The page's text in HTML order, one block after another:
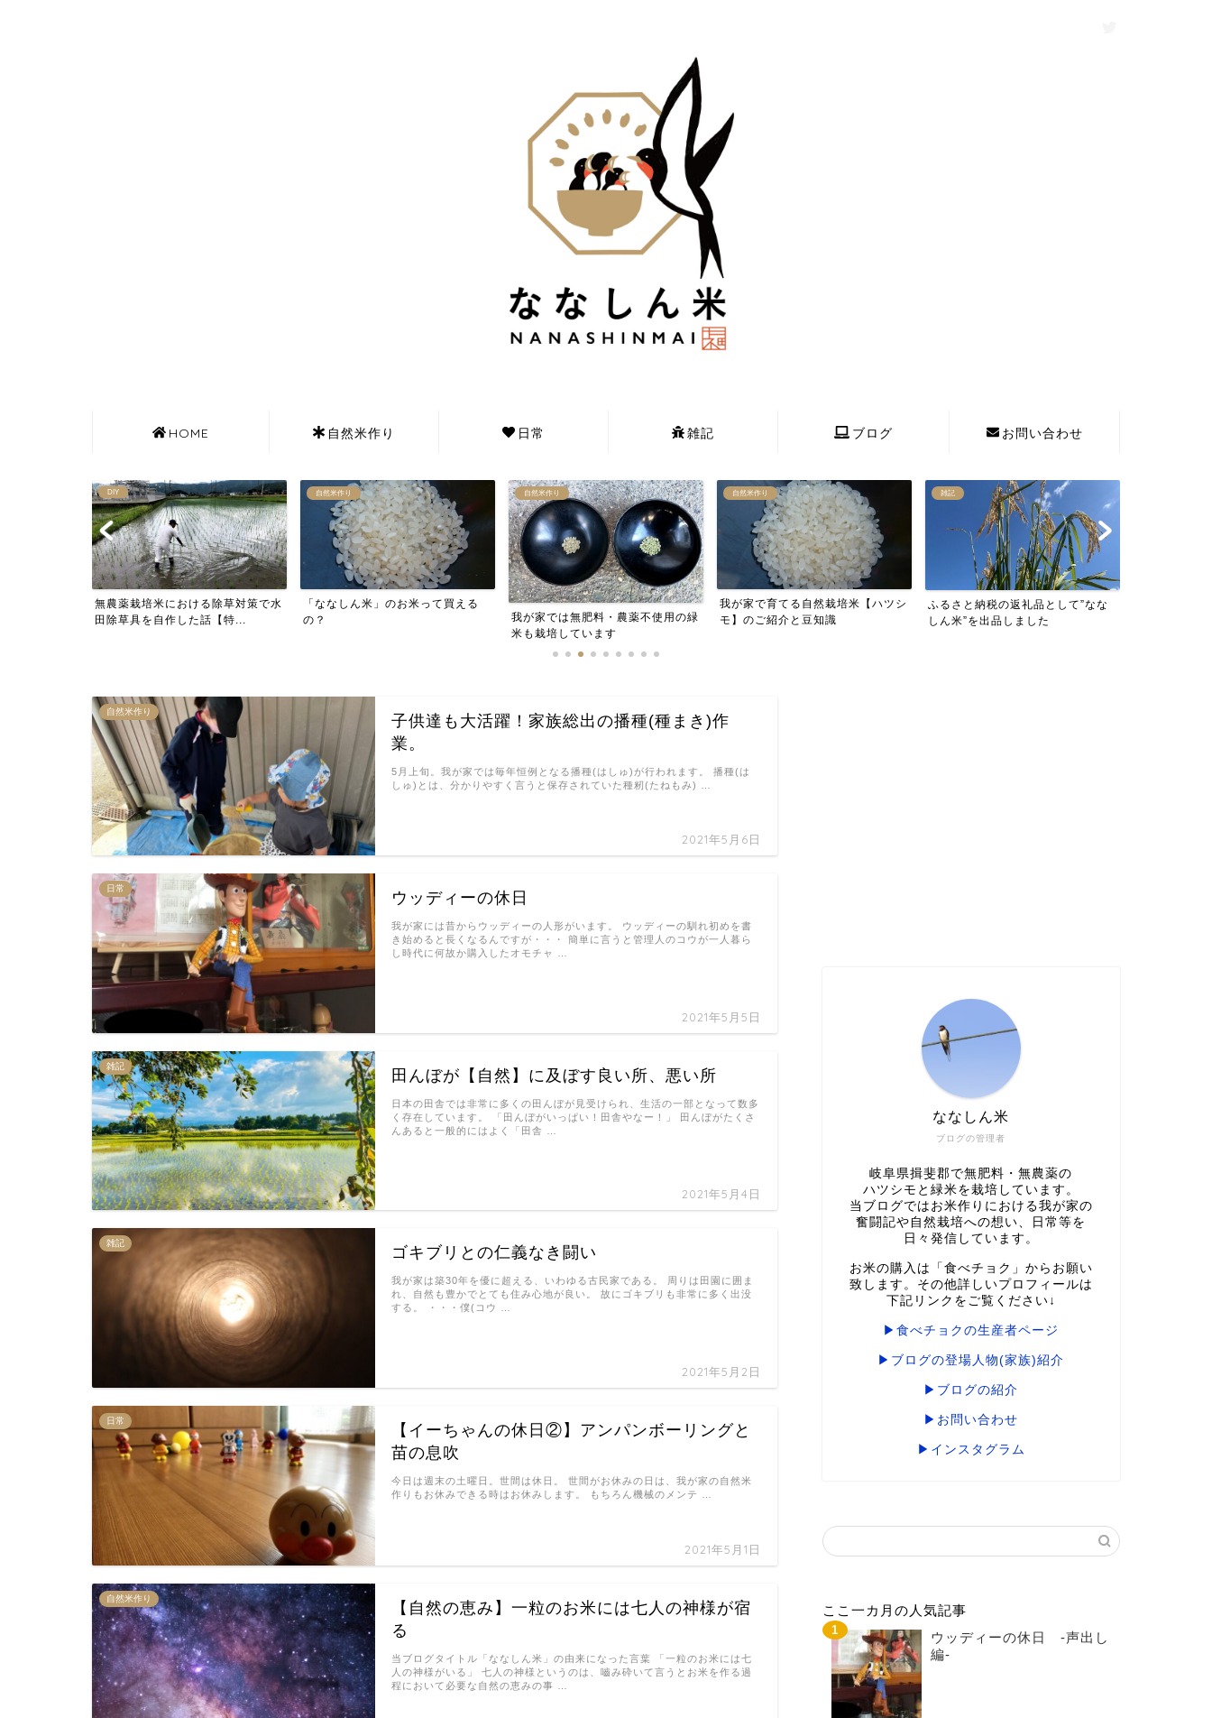
HOME 自然米作り 日常 雑記 ブログ お問い合わせ
DIY
無農薬栽培米における除草対策で水
田除草具を自作した話【特...
自然米作り
「ななしん米」のお米って買える
の？
自然米作り
我が家では無肥料・農薬不使用の緑
米も栽培しています
自然米作り
我が家で育てる自然栽培米【ハツシ
モ】のご紹介と豆知識
雑記
ふるさと納税の返礼品として”なな
しん米”を出品しました
自然米作り
子供達も大活躍！家族総出の播種(種まき)作
業。
2021年5月6日
5月上旬。我が家では毎年恒例となる播種(はしゅ)が行われます。 播種(は
しゅ)とは、分かりやすく言うと保存されていた種籾(たねもみ) …
日常
ウッディーの休日
2021年5月5日
我が家には昔からウッディーの人形がいます。 ウッディーの馴れ初めを書
き始めると長くなるんですが・・・ 簡単に言うと管理人のコウが一人暮ら
し時代に何故か購入したオモチャ …
雑記
田んぼが【自然】に及ぼす良い所、悪い所
2021年5月4日
日本の田舎では非常に多くの田んぼが見受けられ、生活の一部となって数多
く存在しています。 「田んぼがいっぱい！田舎やなー！」 田んぼがたくさ
んあると一般的にはよく「田舎 …
雑記
ゴキブリとの仁義なき闘い
2021年5月2日
我が家は築30年を優に超える、いわゆる古民家である。 周りは田園に囲ま
れ、自然も豊かでとても住み心地が良い。 故にゴキブリも非常に多く出没
する。 ・・・僕(コウ …
日常
【イーちゃんの休日②】アンパンボーリングと
苗の息吹
2021年5月1日
今日は週末の土曜日。世間は休日。 世間がお休みの日は、我が家の自然米
作りもお休みできる時はお休みします。 もちろん機械のメンテ …
自然米作り
【自然の恵み】一粒のお米には七人の神様が宿
る
当ブログタイトル「ななしん米」の由来になった言葉 「一粒のお米には七
人の神様がいる」 七人の神様というのは、嚙み砕いて言うとお米を作る過
程において必要な自然の恵みの事 …
ブログの管理者
ななしん米
岐阜県揖斐郡で無肥料・無農薬の
ハツシモと緑米を栽培しています。
当ブログではお米作りにおける我が家の
奮闘記や自然栽培への想い、日常等を
日々発信しています。
お米の購入は「食べチョク」からお願い
致します。その他詳しいプロフィールは
下記リンクをご覧ください↓
▶食べチョクの生産者ページ
▶ブログの登場人物(家族)紹介
▶ブログの紹介
▶お問い合わせ
▶インスタグラム
ここ一カ月の人気記事
ウッディーの休日 -声出し
編-